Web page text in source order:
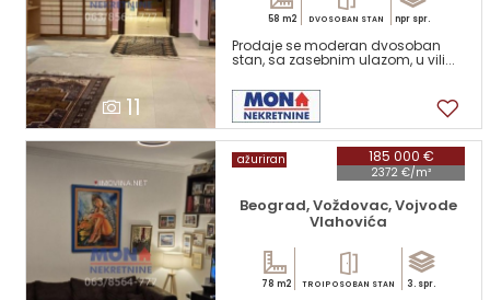
11
58 m2 DVOSOBAN STAN npr spr.
Prodaje se moderan dvosoban
stan, sa zasebnim ulazom, u vili...
185 000 €
2372 €/m²
ažuriran
Beograd, Voždovac, Vojvode
Vlahovića
78 m2 TROIPOSOBAN STAN 3. spr.